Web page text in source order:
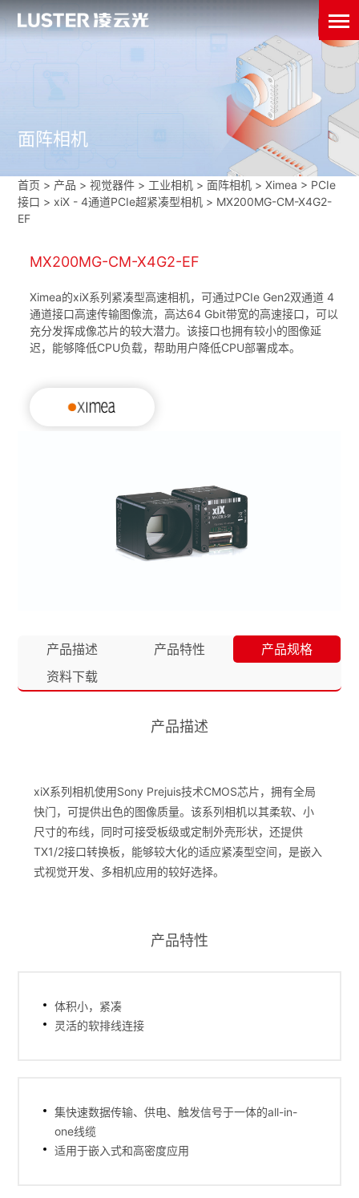
面阵相机
首页 > 产品 > 视觉器件 > 工业相机 >面阵相机 >Ximea > PCIe
接口 > xiX - 4通道PCIe超紧凑型相机 > MX200MG-CM-X4G2-
EF
MX200MG-CM-X4G2-EF
Ximea的xiX系列紧凑型高速相机，可通过PCIe Gen2双通道 4
通道接口高速传输图像流，高达64 Gbit带宽的高速接口，可以
充分发挥成像芯片的较大潜力。该接口也拥有较小的图像延
迟，能够降低CPU负载，帮助用户降低CPU部署成本。
产品描述 产品特性
产品规格
资料下载
产品描述
xiX系列相机使用Sony Prejuis技术CMOS芯片，拥有全局
快门，可提供出色的图像质量。该系列相机以其柔软、小
尺寸的布线，同时可接受板级或定制外壳形状，还提供
TX1/2接口转换板，能够较大化的适应紧凑型空间，是嵌入
式视觉开发、多相机应用的较好选择。
产品特性
体积小，紧凑
灵活的软排线连接
集快速数据传输、供电、触发信号于一体的all-in-
one线缆
适用于嵌入式和高密度应用